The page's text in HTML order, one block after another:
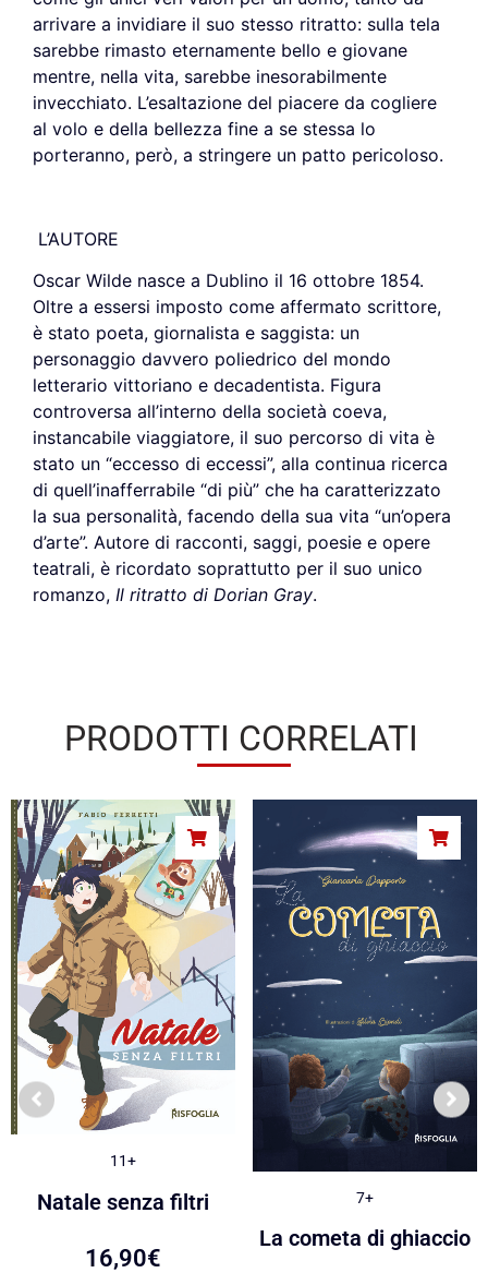
arrivare a invidiare il suo stesso ritratto: sulla tela
sarebbe rimasto eternamente bello e giovane
mentre, nella vita, sarebbe inesorabilmente
invecchiato. L’esaltazione del piacere da cogliere
al volo e della bellezza fine a se stessa lo
porteranno, però, a stringere un patto pericoloso.
L’AUTORE
Oscar Wilde nasce a Dublino il 16 ottobre 1854.
Oltre a essersi imposto come affermato scrittore,
è stato poeta, giornalista e saggista: un
personaggio davvero poliedrico del mondo
letterario vittoriano e decadentista. Figura
controversa all’interno della società coeva,
instancabile viaggiatore, il suo percorso di vita è
stato un “eccesso di eccessi”, alla continua ricerca
di quell’inafferrabile “di più” che ha caratterizzato
la sua personalità, facendo della sua vita “un’opera
d’arte”. Autore di racconti, saggi, poesie e opere
teatrali, è ricordato soprattutto per il suo unico
romanzo, Il ritratto di Dorian Gray.
PRODOTTI CORRELATI
11+
Natale senza filtri
16,90€
7+
La cometa di ghiaccio